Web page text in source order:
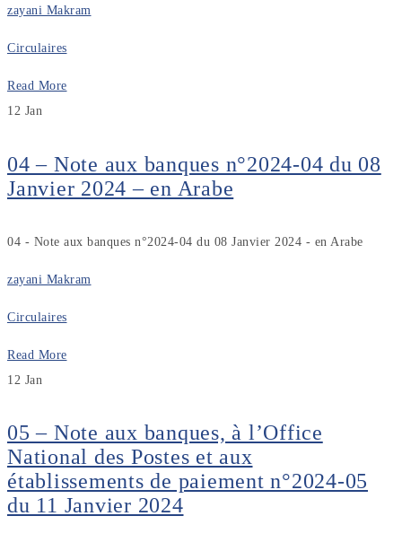
zayani Makram
Circulaires
Read More
12 Jan
04 – Note aux banques n°2024-04 du 08
Janvier 2024 – en Arabe
04 - Note aux banques n°2024-04 du 08 Janvier 2024 - en Arabe
zayani Makram
Circulaires
Read More
12 Jan
05 – Note aux banques, à l’Office
National des Postes et aux
établissements de paiement n°2024-05
du 11 Janvier 2024